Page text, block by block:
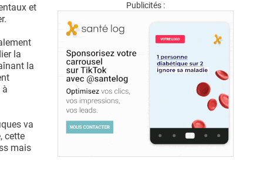
et
la
la
à
va
cette
mais
Publicités :